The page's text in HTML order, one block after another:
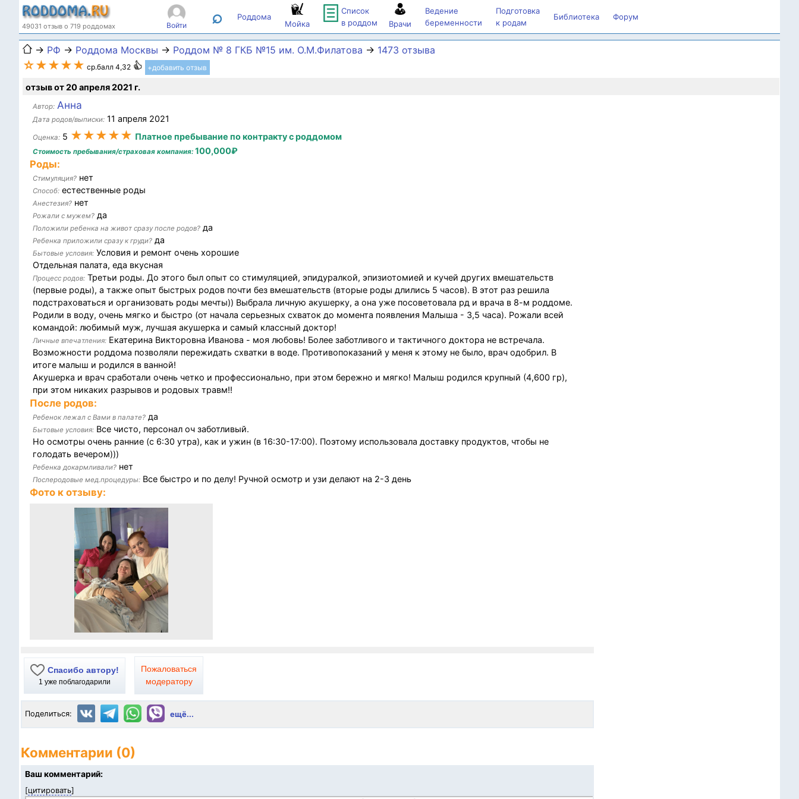
49031 отзыв о 719 роддомах Войти ⌕ Роддома
Мойка
Список
в роддом
Врачи
Ведение
беременности
Подготовка
к родам
Библиотека Форум
→ РФ → Роддома Москвы → Роддом № 8 ГКБ №15 им. О.М.Филатова → 1473 отзыва
☆★★★★ ср.балл 4,32 +добавить отзыв
отзыв от 20 апреля 2021 г.
Автор: Анна
Дата родов/выписки: 11 апреля 2021
Оценка: 5 ★★★★★ Платное пребывание по контракту с роддомом
Стоимость пребывания/страховая компания: 100,000₽
Роды:
Стимуляция? нет
Способ: естественные роды
Анестезия? нет
Рожали с мужем? да
Положили ребенка на живот сразу после родов? да
Ребенка приложили сразу к груди? да
Бытовые условия: Условия и ремонт очень хорошие
Отдельная палата, еда вкусная
Процесс родов: Третьи роды. До этого был опыт со стимуляцией, эпидуралкой, эпизиотомией и кучей других вмешательств
(первые роды), а также опыт быстрых родов почти без вмешательств (вторые роды длились 5 часов). В этот раз решила
подстраховаться и организовать роды мечты)) Выбрала личную акушерку, а она уже посоветовала рд и врача в 8-м роддоме.
Родили в воду, очень мягко и быстро (от начала серьезных схваток до момента появления Малыша - 3,5 часа). Рожали всей
командой: любимый муж, лучшая акушерка и самый классный доктор!
Личные впечатления: Екатерина Викторовна Иванова - моя любовь! Более заботливого и тактичного доктора не встречала.
Возможности роддома позволяли пережидать схватки в воде. Противопоказаний у меня к этому не было, врач одобрил. В
итоге малыш и родился в ванной!
Акушерка и врач сработали очень четко и профессионально, при этом бережно и мягко! Малыш родился крупный (4,600 гр),
при этом никаких разрывов и родовых травм!!
После родов:
Ребенок лежал с Вами в палате? да
Бытовые условия: Все чисто, персонал оч заботливый.
Но осмотры очень ранние (с 6:30 утра), как и ужин (в 16:30-17:00). Поэтому использовала доставку продуктов, чтобы не
голодать вечером)))
Ребенка докармливали? нет
Послеродовые мед.процедуры: Все быстро и по делу! Ручной осмотр и узи делают на 2-3 день
Фото к отзыву:
Спасибо автору!
1 уже поблагодарили
Пожаловаться
модератору
Поделиться: ещё...
Комментарии (0)
Ваш комментарий:
[цитировать]